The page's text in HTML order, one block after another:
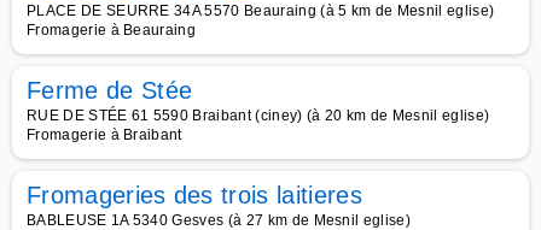
PLACE DE SEURRE 34A 5570 Beauraing (à 5 km de Mesnil eglise)
Fromagerie à Beauraing
Ferme de Stée
RUE DE STÉE 61 5590 Braibant (ciney) (à 20 km de Mesnil eglise)
Fromagerie à Braibant
Fromageries des trois laitieres
BABLEUSE 1A 5340 Gesves (à 27 km de Mesnil eglise)